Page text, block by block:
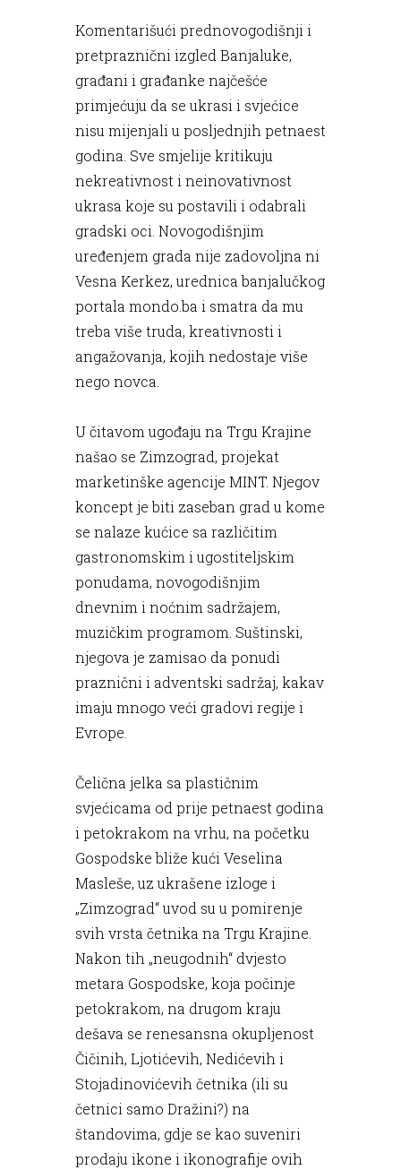
Komentarišući prednovogodišnji i
pretpraznični izgled Banjaluke,
građani i građanke najčešće
primjećuju da se ukrasi i svjećice
nisu mijenjali u posljednjih petnaest
godina. Sve smjelije kritikuju
nekreativnost i neinovativnost
ukrasa koje su postavili i odabrali
gradski oci. Novogodišnjim
uređenjem grada nije zadovoljna ni
Vesna Kerkez, urednica banjalučkog
portala mondo.ba i smatra da mu
treba više truda, kreativnosti i
angažovanja, kojih nedostaje više
nego novca.
U čitavom ugođaju na Trgu Krajine
našao se Zimzograd, projekat
marketinške agencije MINT. Njegov
koncept je biti zaseban grad u kome
se nalaze kućice sa različitim
gastronomskim i ugostiteljskim
ponudama, novogodišnjim
dnevnim i noćnim sadržajem,
muzičkim programom. Suštinski,
njegova je zamisao da ponudi
praznični i adventski sadržaj, kakav
imaju mnogo veći gradovi regije i
Evrope.
Čelična jelka sa plastičnim
svjećicama od prije petnaest godina
i petokrakom na vrhu, na početku
Gospodske bliže kući Veselina
Masleše, uz ukrašene izloge i
„Zimzograd“ uvod su u pomirenje
svih vrsta četnika na Trgu Krajine.
Nakon tih „neugodnih“ dvjesto
metara Gospodske, koja počinje
petokrakom, na drugom kraju
dešava se renesansna okupljenost
Čičinih, Ljotićevih, Nedićevih i
Stojadinovićevih četnika (ili su
četnici samo Dražini?) na
štandovima, gdje se kao suveniri
prodaju ikone i ikonografije ovih